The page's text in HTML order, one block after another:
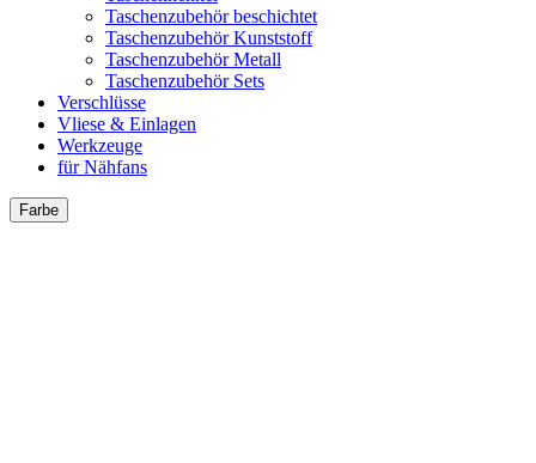
Taschenzubehör beschichtet
Taschenzubehör Kunststoff
Taschenzubehör Metall
Taschenzubehör Sets
Verschlüsse
Vliese & Einlagen
Werkzeuge
für Nähfans
Farbe